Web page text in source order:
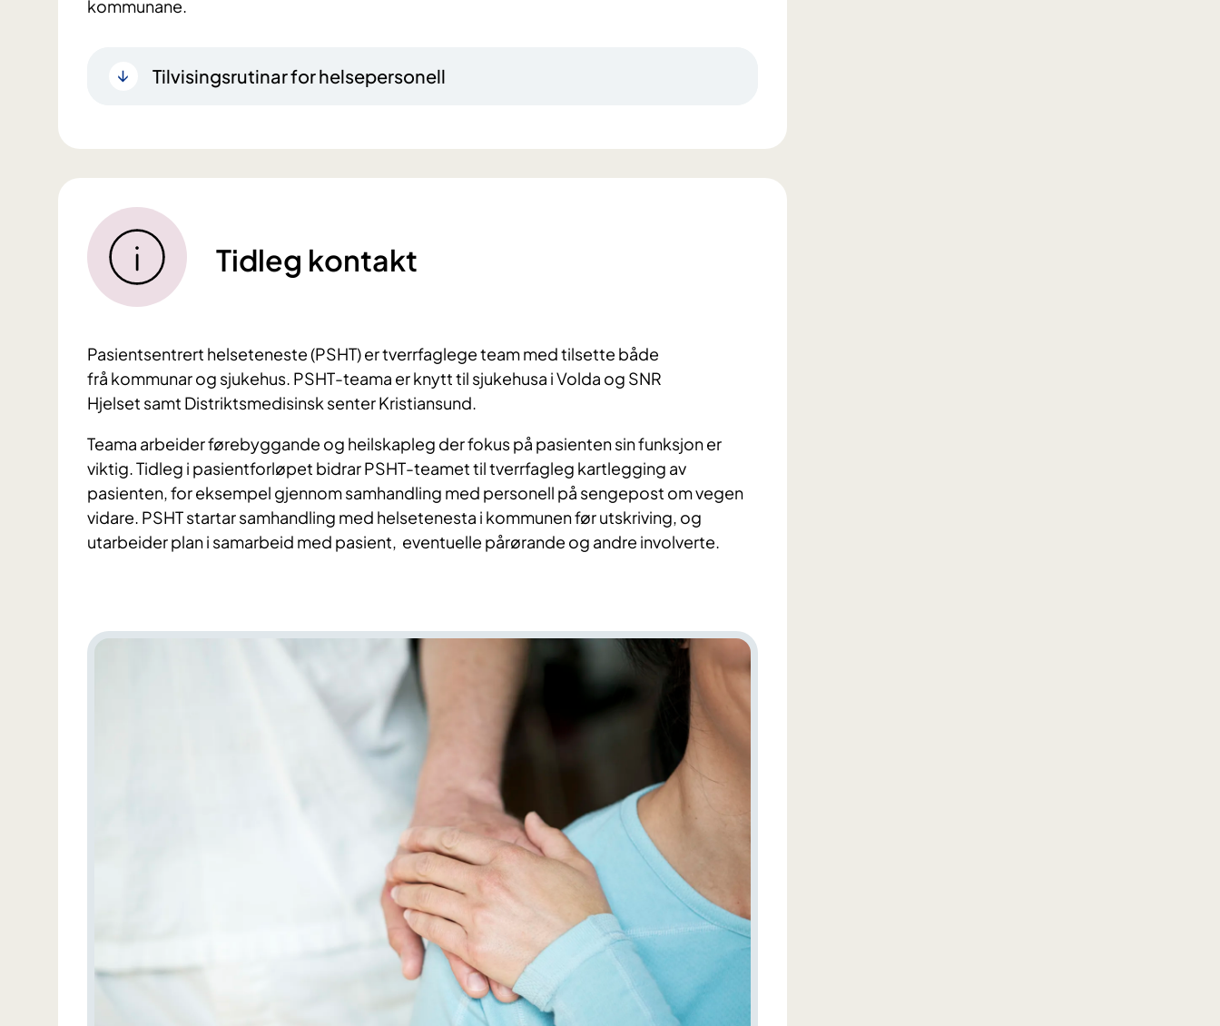
kommunane.
Tilvisingsrutinar for helsepersonell
Tidleg kontakt
Pasientsentrert helseteneste (PSHT) er tverrfaglege team med tilsette både
frå kommunarog sjukehus. PSHT-teama er knytt til sjukehusa i Volda og SNR
Hjelset samt Distriktsmedisinsk senter Kristiansund.
Teama arbeider førebyggande og heilskapleg der fokus på pasienten sin funksjon er
viktig. Tidleg i pasientforløpet bidrarPSHT-teamettiltverrfagleg kartlegging av
pasienten,for eksempel gjennom samhandling med personell på sengepost omvegen
vidare. PSHT startar samhandling med helsetenesta i kommunen før utskriving, og
utarbeider plan i samarbeid med pasient, eventuelle pårørande og andre involverte.